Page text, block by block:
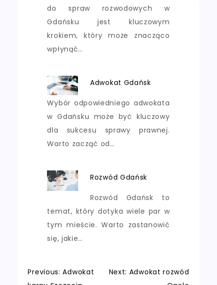
do spraw rozwodowych w
Gdańsku jest kluczowym
krokiem, który może znacząco
wpłynąć…
Adwokat Gdańsk
Wybór odpowiedniego adwokata
w Gdańsku może być kluczowy
dla sukcesu sprawy prawnej.
Warto zacząć od…
Rozwód Gdańsk
Rozwód Gdańsk to
temat, który dotyka wiele par w
tym mieście. Warto zastanowić
się, jakie…
Nawigacja
Previous: Adwokat
Next: Adwokat rozwód